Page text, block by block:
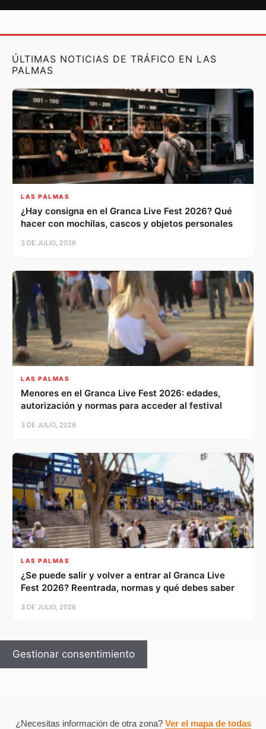
ÚLTIMAS NOTICIAS DE TRÁFICO EN LAS
PALMAS
LAS PALMAS
¿Hay consigna en el Granca Live Fest 2026? Qué
hacer con mochilas, cascos y objetos personales
3 DE JULIO, 2026
LAS PALMAS
Menores en el Granca Live Fest 2026: edades,
autorización y normas para acceder al festival
3 DE JULIO, 2026
LAS PALMAS
¿Se puede salir y volver a entrar al Granca Live
Fest 2026? Reentrada, normas y qué debes saber
3 DE JULIO, 2026
Te avisamos cuando haya un accidente o corte en tu
Gestionar consentimiento
¿Necesitas información de otra zona? Ver el mapa de todas